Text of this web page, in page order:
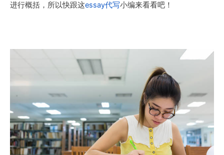
进行概括，所以快跟这essay代写小编来看看吧！